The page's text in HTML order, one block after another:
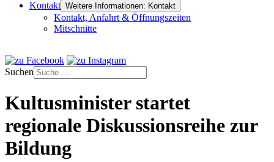
Kontakt Weitere Informationen: Kontakt
Kontakt, Anfahrt & Öffnungszeiten
Mitschnitte
Suchen
Kultusminister startet
regionale Diskussionsreihe zur
Bildung